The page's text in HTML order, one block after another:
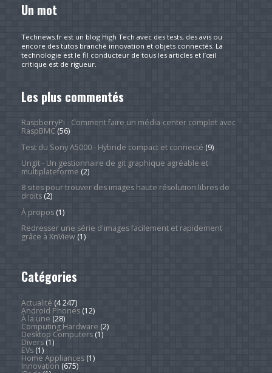
Un mot
Technews.fr est un blog High Tech avec des tests, des avis ou
encore des tutos branché innovation et objets connectés. La
technologie est le fil conducteur de tous les articles et l’œil
critique est de rigueur.
Les plus commentés
RaspberryPi - Comment faire un média-center complet avec
RaspBMC(56)
Test du Sony A5000 - Hybride compact et connecté (9)
Ungit - Un gestionnaire de git graphique agréable et
multiplateforme (2)
8 sites pour trouver des images haute résolution libres de
droits(2)
À propos(1)
Redresser une série d'images facilement et rapidement
grâce à XnView(1)
Catégories
Actualité (4 247)
Android Phones(12)
À la une (28)
Computing Hardware (2)
Desktop Computers(1)
Divers(1)
EVs(1)
Home Appliances(1)
Innovation (675)